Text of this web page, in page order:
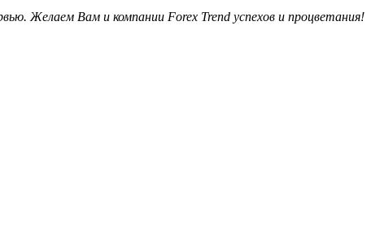
Желаем Вам и компании Forex Trend успехов и процветания!